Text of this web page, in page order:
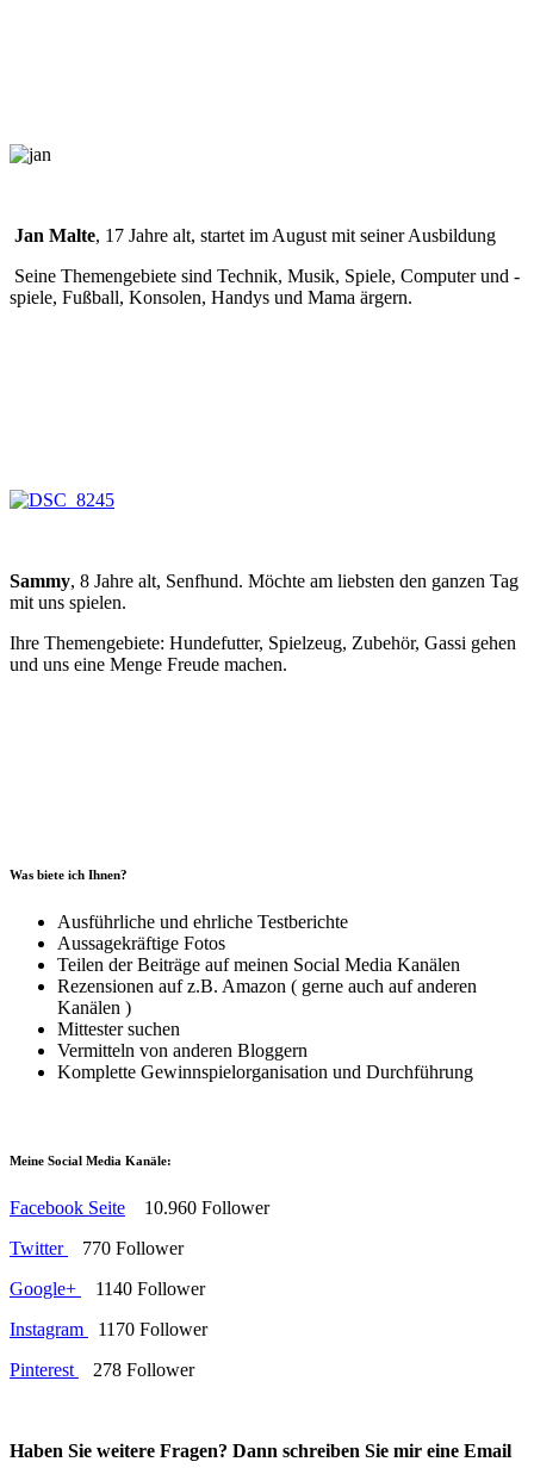
Jan Malte, 17 Jahre alt, startet im August mit seiner Ausbildung
Seine Themengebiete sind Technik, Musik, Spiele, Computer und -
spiele, Fußball, Konsolen, Handys und Mama ärgern.
Sammy, 8 Jahre alt, Senfhund. Möchte am liebsten den ganzen Tag
mit uns spielen.
Ihre Themengebiete: Hundefutter, Spielzeug, Zubehör, Gassi gehen
und uns eine Menge Freude machen.
Was biete ich Ihnen?
Ausführliche und ehrliche Testberichte
Aussagekräftige Fotos
Teilen der Beiträge auf meinen Social Media Kanälen
Rezensionen auf z.B. Amazon ( gerne auch auf anderen
Kanälen )
Mittester suchen
Vermitteln von anderen Bloggern
Komplette Gewinnspielorganisation und Durchführung
Meine Social Media Kanäle:
Facebook Seite 10.960 Follower
Twitter
770 Follower
Google+
1140 Follower
Instagram
1170 Follower
Pinterest
278 Follower
Haben Sie weitere Fragen? Dann schreiben Sie mir eine Email